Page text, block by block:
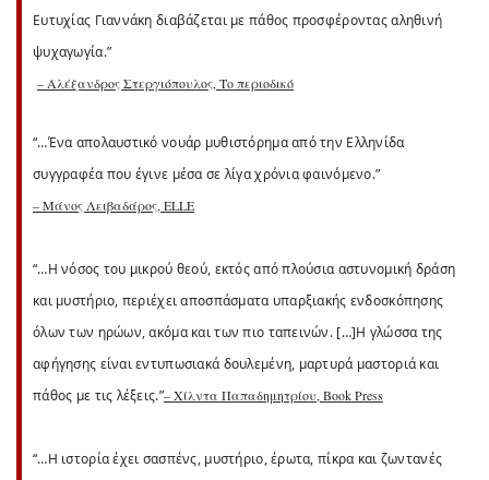
Ευτυχίας Γιαννάκη διαβάζεται με πάθος προσφέροντας αληθινή
ψυχαγωγία.”
– Αλέξανδρος Στεργιόπουλος, Το περιοδικό
“…Ένα απολαυστικό νουάρ μυθιστόρημα από την Ελληνίδα
συγγραφέα που έγινε μέσα σε λίγα χρόνια φαινόμενο.”
– Μάνος Λειβαδάρος, ELLE
“…Η νόσος του μικρού θεού, εκτός από πλούσια αστυνομική δράση
και μυστήριο, περιέχει αποσπάσματα υπαρξιακής ενδοσκόπησης
όλων των ηρώων, ακόμα και των πιο ταπεινών. […]Η γλώσσα της
αφήγησης είναι εντυπωσιακά δουλεμένη, μαρτυρά μαστοριά και
πάθος με τις λέξεις.”– Χίλντα Παπαδημητρίου, Book Press
“…Η ιστορία έχει σασπένς, μυστήριο, έρωτα, πίκρα και ζωντανές